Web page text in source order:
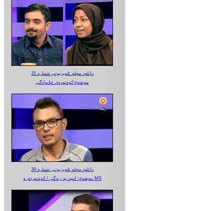
دانلود مجله تلویزیونی شماره 31
موضوع:کوه‌نوردی خانوادگی
دانلود مجله تلویزیونی شماره 30
موضوع: امید به زندگی / کوه‌نوردی و MS